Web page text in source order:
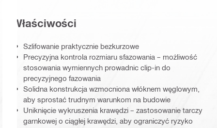
Właściwości
Szlifowanie praktycznie bezkurzowe
Precyzyjna kontrola rozmiaru sfazowania – możliwość
stosowania wymiennych prowadnic clip-in do
precyzyjnego fazowania
Solidna konstrukcja wzmocniona włóknem węglowym,
aby sprostać trudnym warunkom na budowie
Uniknięcie wykruszenia krawędzi – zastosowanie tarczy
garnkowej o ciągłej krawędzi, aby ograniczyć ryzyko